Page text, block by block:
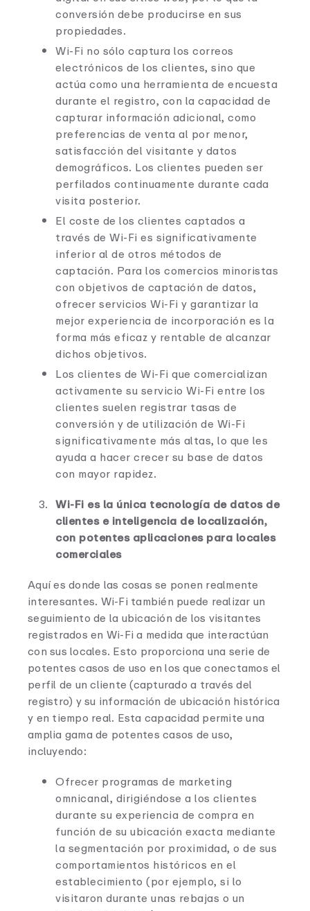
conversión debe producirse en sus
propiedades.
Wi-Fi no sólo captura los correos
electrónicos de los clientes, sino que
actúa como una herramienta de encuesta
durante el registro, con la capacidad de
capturar información adicional, como
preferencias de venta al por menor,
satisfacción del visitante y datos
demográficos. Los clientes pueden ser
perfilados continuamente durante cada
visita posterior.
El coste de los clientes captados a
través de Wi-Fi es significativamente
inferior al de otros métodos de
captación. Para los comercios minoristas
con objetivos de captación de datos,
ofrecer servicios Wi-Fi y garantizar la
mejor experiencia de incorporación es la
forma más eficaz y rentable de alcanzar
dichos objetivos.
Los clientes de Wi-Fi que comercializan
activamente su servicio Wi-Fi entre los
clientes suelen registrar tasas de
conversión y de utilización de Wi-Fi
significativamente más altas, lo que les
ayuda a hacer crecer su base de datos
con mayor rapidez.
Wi-Fi es la única tecnología de datos de
clientes e inteligencia de localización,
con potentes aplicaciones para locales
comerciales
Aquí es donde las cosas se ponen realmente
interesantes. Wi-Fi también puede realizar un
seguimiento de la ubicación de los visitantes
registrados en Wi-Fi a medida que interactúan
con sus locales. Esto proporciona una serie de
potentes casos de uso en los que conectamos el
perfil de un cliente (capturado a través del
registro) y su información de ubicación histórica
y en tiempo real. Esta capacidad permite una
amplia gama de potentes casos de uso,
incluyendo:
Ofrecer programas de marketing
omnicanal, dirigiéndose a los clientes
durante su experiencia de compra en
función de su ubicación exacta mediante
la segmentación por proximidad, o de sus
comportamientos históricos en el
establecimiento (por ejemplo, si lo
visitaron durante unas rebajas o un